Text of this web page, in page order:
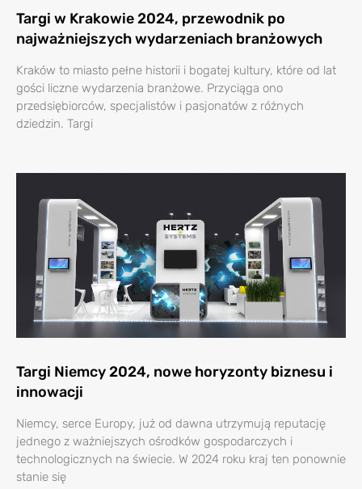
Targi w Krakowie 2024, przewodnik po
najważniejszych wydarzeniach branżowych
Kraków to miasto pełne historii i bogatej kultury, które od lat
gości liczne wydarzenia branżowe. Przyciąga ono
przedsiębiorców, specjalistów i pasjonatów z różnych
dziedzin. Targi
Targi Niemcy 2024, nowe horyzonty biznesu i
innowacji
Niemcy, serce Europy, już od dawna utrzymują reputację
jednego z ważniejszych ośrodków gospodarczych i
technologicznych na świecie. W 2024 roku kraj ten ponownie
stanie się